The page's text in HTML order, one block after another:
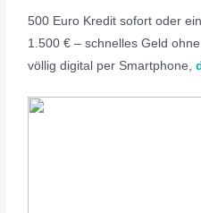
500 Euro Kredit sofort oder
1.500 € – schnelles Geld
völlig digital per Smartphone,